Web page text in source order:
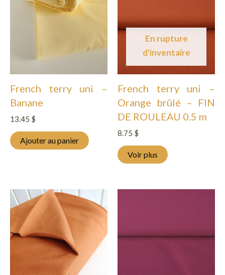
French terry uni –
Banane
13.45 $
Ajouter au panier
En rupture
d'inventaire
French terry uni –
Orange brûlé – FIN
DE ROULEAU 0.5 m
8.75 $
Voir plus